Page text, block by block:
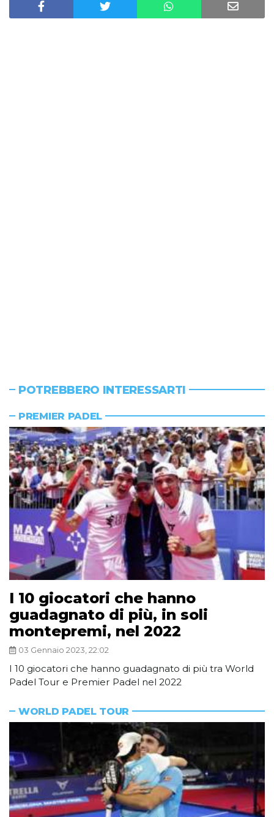
POTREBBERO INTERESSARTI
PREMIER PADEL
I 10 giocatori che hanno
guadagnato di più, in soli
montepremi, nel 2022
03 Gennaio 2023, 22:02
I 10 giocatori che hanno guadagnato di più tra World
Padel Tour e Premier Padel nel 2022
WORLD PADEL TOUR